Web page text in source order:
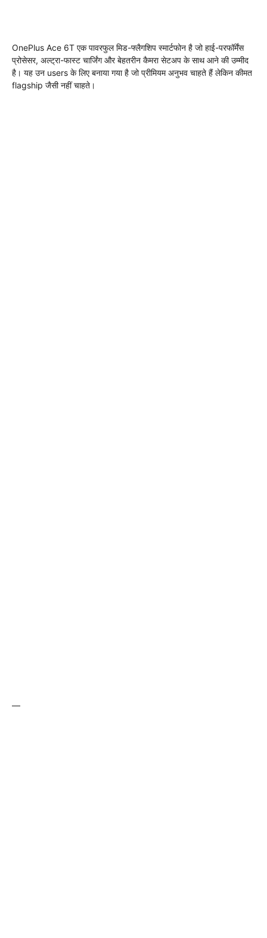
OnePlus Ace 6T एक पावरफुल मिड-फ्लैगशिप स्मार्टफोन है जो हाई-परफॉर्मेंस
प्रोसेसर, अल्ट्रा-फास्ट चार्जिंग और बेहतरीन कैमरा सेटअप के साथ आने की उम्मीद
है। यह उन users के लिए बनाया गया है जो प्रीमियम अनुभव चाहते हैं लेकिन कीमत
flagship जैसी नहीं चाहते।
—